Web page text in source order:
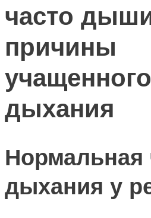
часто
причины
учащенного
дыхания
Нормальная
дыхания у